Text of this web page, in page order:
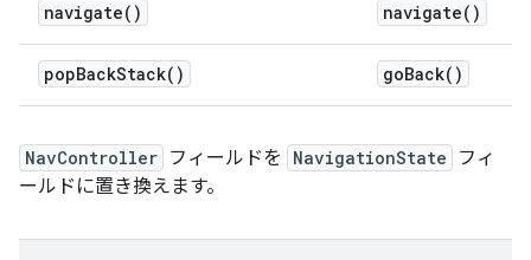
navigate() navigate()
popBackStack() goBack()
NavController フィールドを NavigationState
フィ
ールドに置き換えます。